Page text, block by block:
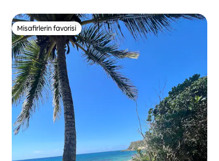
Misafirlerin favorisi
Misafirlerin favorisi